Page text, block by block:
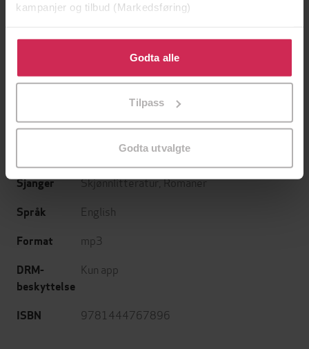
kampanjer og tilbud (Markedsføring)
Klikk på «Godta alle» for å gi oss ditt samtykke til å
bruke cookies for alle disse formålene. Du kan også
tilpasse ditt samtykke til spesifikke formål ved å klikke
Godta alle
Tilpass
Godta utvalgte
Melvyn Bragg (forfatter),
Utgitt 09.05.2013
Sjanger Skjønnlitteratur,Romaner
Språk English
Format mp3
DRM-
beskyttelse
Kun app
ISBN 9781444767896